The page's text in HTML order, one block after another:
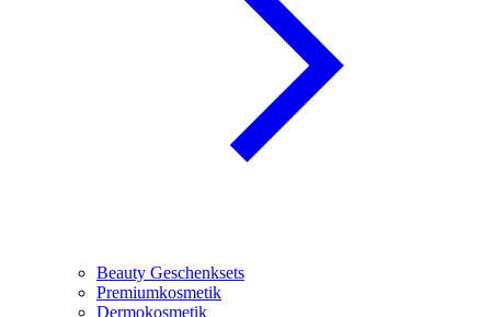
Beauty Geschenksets
Premiumkosmetik
Dermokosmetik